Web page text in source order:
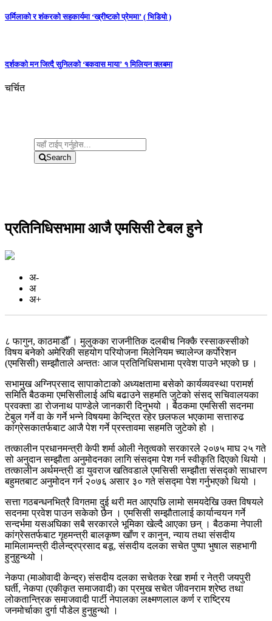
उर्मिलाको र शंकरको सहकार्यमा ‘ख्रीष्टको प्रेममा’ ( भिडियो )
दर्शकको मन जित्दै सुनिलको ‘बकवास माया’ १ मिलियन क्लबमा
चर्चित
Search
प्रतिनिधिसभामा आजै एमसिसी टेबल हुने
अ-
अ
अ+
८ फागुन, काठमाडौँ । मुलुकका राजनीतिक दलबीच निक्कै रस्साकस्सीको
विषय बनेको अमेरिकी सहयोग परियोजना मिलेनियम च्यालेन्ज कर्पाेरेशन
(एमसिसी) सम्झौताले अन्ततः आज प्रतिनिधिसभामा प्रवेश पाउने भएको छ ।
सभामुख अग्निप्रसाद सापाकोटाको अध्यक्षतामा बसेको कार्यव्यवस्था परामर्श
समिति बैठकमा एमसिसीलाई अघि बढाउने सहमति जुटेको संसद् सचिवालयका
प्रवक्ता डा रोजनाथ पाण्डेले जानकारी दिनुभयो । बैठकमा एमसिसी सदनमा
टेबुल गर्ने वा के गर्ने भन्ने विषयमा केन्द्रित रहेर छलफल भएकामा सत्तारुढ
कांग्रेसकातर्फबाट आजै पेश गर्ने प्रस्तावमा सहमति जुटेको हो ।
तत्कालीन प्रधानमन्त्री केपी शर्मा ओली नेतृत्वको सरकारले २०७५ माघ २५ गते
सो अनुदान सम्झौता अनुमोदनका लागि संसद्मा पेश गर्न स्वीकृति दिएको थियो ।
तत्कालीन अर्थमन्त्री डा युवराज खतिवडाले एमसिसी सम्झौता संसद्को साधारण
बहुमतबाट अनुमोदन गर्न २०७६ असार ३० गते संसद्मा पेश गर्नुभएको थियो ।
सत्ता गठबन्धनभित्रै विगतमा दुई थरी मत आएपछि लामो समयदेखि उक्त विषयले
सदनमा प्रवेश पाउन सकेको छैन । एमसिसी सम्झौतालाई कार्यान्वयन गर्ने
सन्दर्भमा यसअघिका सबै सरकारले भूमिका खेल्दै आएका छन् । बैठकमा नेपाली
कांग्रेसतर्फबाट गृहमन्त्री बालकृष्ण खाँण र कानुन, न्याय तथा संसदीय
मामिलामन्त्री दीलेन्द्रप्रसाद बडू, संसदीय दलका सचेत पुष्पा भुषाल सहभागी
हुनुहुन्थ्यो ।
नेकपा (माओवादी केन्द्र) संसदीय दलका सचेतक रेखा शर्मा र नेत्री जयपुरी
घर्ती, नेकपा (एकीकृत समाजवादी) का प्रमुख सचेत जीवनराम श्रेष्ठ तथा
लोकतान्त्रिक समाजवादी पार्टी नेपालका लक्ष्मणलाल कर्ण र राष्ट्रिय
जनमोर्चाका दुर्गा पौडेल हुनुहुन्थो ।